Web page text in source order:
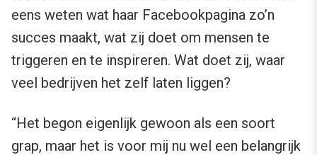
eens weten wat haar Facebookpagina zo’n
succes maakt, wat zij doet om mensen te
triggeren en te inspireren. Wat doet zij, waar
veel bedrijven het zelf laten liggen?
“Het begon eigenlijk gewoon als een soort
grap, maar het is voor mij nu wel een belangrijk